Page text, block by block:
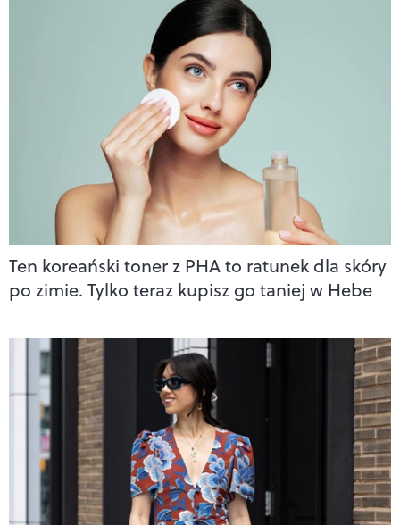
Ten koreański toner z PHA to ratunek dla skóry
po zimie. Tylko teraz kupisz go taniej w Hebe